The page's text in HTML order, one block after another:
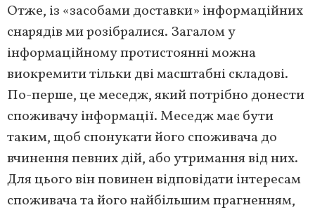
Отже, із «засобами доставки» інформаційних
снарядів ми розібралися. Загалом у
інформаційному протистоянні можна
виокремити тільки дві масштабні складові.
По-перше, це меседж, який потрібно донести
споживачу інформації. Меседж має бути
таким, щоб спонукати його споживача до
вчинення певних дій, або утримання від них.
Для цього він повинен відповідати інтересам
споживача та його найбільшим прагненням,